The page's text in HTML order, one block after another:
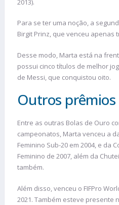
2013).
Para se ter uma noção, a
Birgit Prinz, que venceu apenas
Desse modo, Marta está na
possui cinco títulos de melhor
de Messi, que conquistou oito.
Outros
Entre as outras Bolas de Ouro
campeonatos, Marta venceu a
Feminino Sub-20 em 2004, e da
Feminino de 2007, além da
também.
Além disso, venceu o FIFPro
2021. Também esteve presente